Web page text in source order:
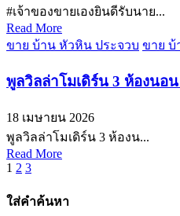
#เจ้าของขายเองยินดีรับนาย...
Read More
ขาย บ้าน หัวหิน ประจวบ ขาย บ้
พูลวิลล่าโมเดิร์น 3 ห้องนอ
18 เมษายน 2026
พูลวิลล่าโมเดิร์น 3 ห้องน...
Read More
Posts
pagination
1 2 3
ใส่คำค้นหา